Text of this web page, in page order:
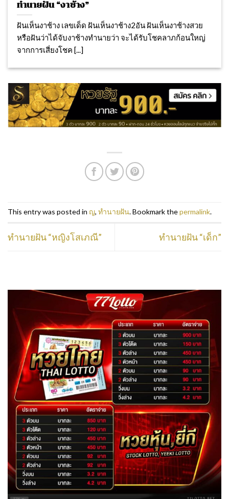
ทำนายฝัน “งาช้าง”
ฝันเห็นงาช้าง เลขเด็ด ฝันเห็นงาช้าง2อัน ฝันเห็นงาช้างสวย
หรือฝันว่าได้จับงาช้างทำนายว่า จะได้รับโชคลาภก้อนใหญ่
จากการเสี่ยงโชค [...]
This entry was posted in ญ, ทำนายฝัน. Bookmark thepermalink.
ทำนายฝัน “หญิงโสเภณี” ทำนายฝัน “เด็ก”